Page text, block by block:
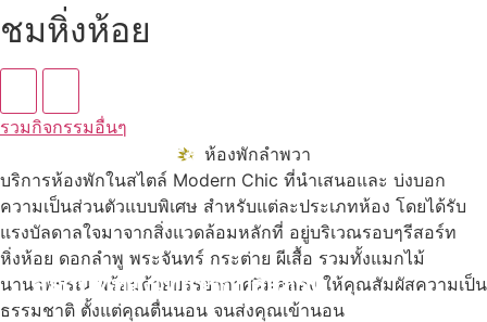
ชมหิ่งห้อย
รวมกิจกรรมอื่นๆ
ห้องพักลำพวา
บริการห้องพักในสไตล์ Modern Chic ที่นำเสนอและ บ่งบอก
ความเป็นส่วนตัวแบบพิเศษ สำหรับแต่ละประเภทห้อง โดยได้รับ
แรงบัลดาลใจมาจากสิ่งแวดล้อมหลักที่ อยู่บริเวณรอบๆรีสอร์ท
หิ่งห้อย ดอกลำพู พระจันทร์ กระต่าย ผีเสื้อ รวมทั้งแมกไม้
นานาพรรณ พร้อมด้วยบรรยากาศริมคลอง ให้คุณสัมผัสความเป็น
ธรรมชาติ ตั้งแต่คุณตื่นนอน จนส่งคุณเข้านอน
สถานที่ท่องเที่ยวรอบรีสอร์ท